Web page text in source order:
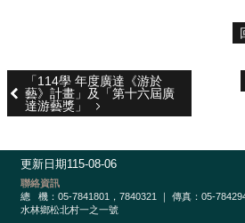
位
術
單
位
「114學 年度廣達《游於
藝》計畫」及「第十六屆廣
達游藝獎」
更新日期115-08-06
聯絡資訊
總
機：05-7841801，7840321 ｜ 傳真：05-
水林鄉松北村一之一號